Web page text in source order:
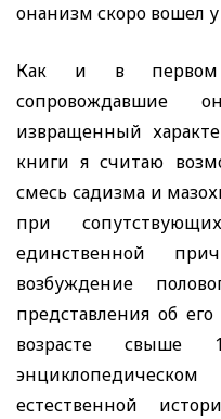
онанизм скоро вошел
Как и в первом
сопровождавшие
извращенный
книги я считаю
смесь садизма и
при
единственной
возбуждение
представления об
возрасте
естественной